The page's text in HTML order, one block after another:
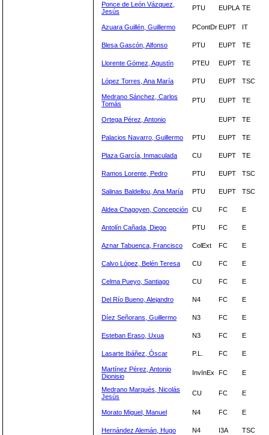
Ponce de León Vázquez,
Jesús
PTU EUPLA TE
Azuara Guillén, Guillermo PContDrEUPT IT
Blesa Gascón, Alfonso PTU EUPT TE
Llorente Gómez, Agustín PTEU EUPT TE
López Torres, Ana María PTU EUPT TSC
Medrano Sánchez, Carlos
Tomás
PTU EUPT TE
Ortega Pérez, Antonio EUPT TE
Palacios Navarro, Guillermo PTU EUPT TE
Plaza García, Inmaculada CU EUPT TE
Ramos Lorente, Pedro PTU EUPT TSC
Salinas Baldellou, Ana María PTU EUPT TSC
Aldea Chagoyen, Concepción CU FC E
Antolín Cañada, Diego PTU FC E
Aznar Tabuenca, Francisco ColExt FC E
Calvo López, Belén Teresa CU FC E
Celma Pueyo, Santiago CU FC E
Del Río Bueno, Alejandro N4 FC E
Díez Señorans, Guillermo N3 FC E
Esteban Eraso, Uxua N3 FC E
Lasarte Ibáñez, Óscar P.L. FC E
Martínez Pérez, Antonio
Dionisio
InvInEx FC E
Medrano Marqués, Nicolás
Jesús
CU FC E
Morato Miguel, Manuel N4 FC E
Hernández Alemán, Hugo N4 I3A TSC